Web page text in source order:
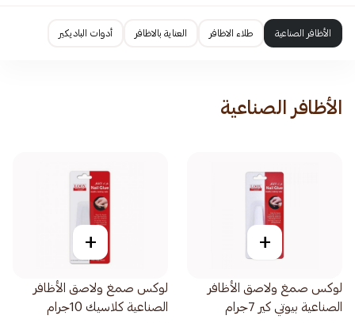
الأظافر الصناعية طلاء الاظافر العناية بالاظافر أدوات الباديكير
الأظافر الصناعية
+
لوكس صمغ ولاصق الأظافر
الصناعية بيوتي كير 7جرام
+
لوكس صمغ ولاصق الأظافر
الصناعية كلاسيك 10جرام